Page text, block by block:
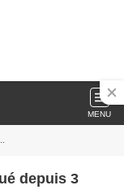
MENU
depuis 3